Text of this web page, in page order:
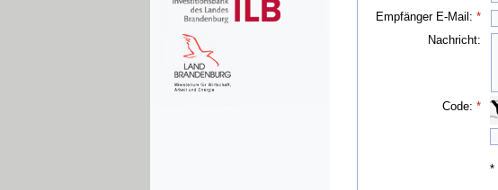
Empfänger E-Mail:*
Nachricht:
Code:*
*